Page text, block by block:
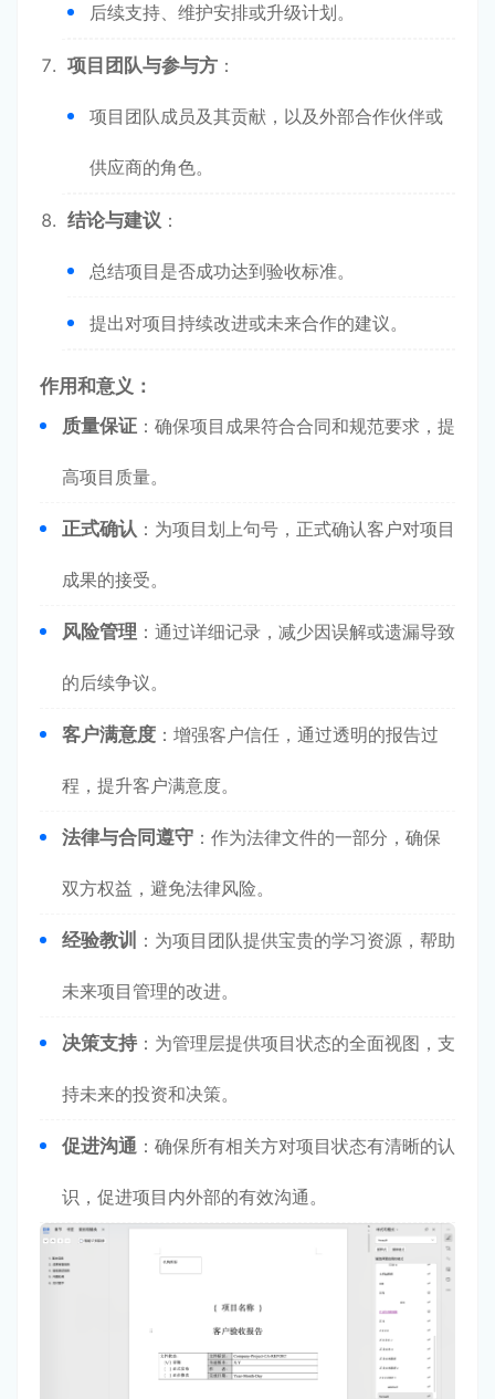
后续支持、维护安排或升级计划。
项目团队与参与方 ：
项目团队成员及其贡献，以及外部合作伙伴或
供应商的角色。
结论与建议 ：
总结项目是否成功达到验收标准。
提出对项目持续改进或未来合作的建议。
作用和意义：
质量保证 ：确保项目成果符合合同和规范要求，提
高项目质量。
正式确认 ：为项目划上句号，正式确认客户对项目
成果的接受。
风险管理 ：通过详细记录，减少因误解或遗漏导致
的后续争议。
客户满意度 ：增强客户信任，通过透明的报告过
程，提升客户满意度。
法律与合同遵守 ：作为法律文件的一部分，确保
双方权益，避免法律风险。
经验教训 ：为项目团队提供宝贵的学习资源，帮助
未来项目管理的改进。
决策支持 ：为管理层提供项目状态的全面视图，支
持未来的投资和决策。
促进沟通 ：确保所有相关方对项目状态有清晰的认
识，促进项目内外部的有效沟通。